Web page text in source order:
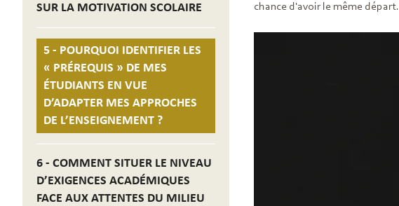
SUR LA MOTIVATION SCOLAIRE
5 - POURQUOI IDENTIFIER LES
« PRÉREQUIS » DE MES
ÉTUDIANTS EN VUE
D’ADAPTER MES APPROCHES
DE L’ENSEIGNEMENT ?
6 - COMMENT SITUER LE NIVEAU
D’EXIGENCES ACADÉMIQUES
FACE AUX ATTENTES DU MILIEU
chance d'avoir le même départ.